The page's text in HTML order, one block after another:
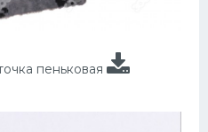
пеньковая